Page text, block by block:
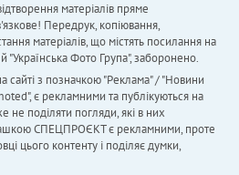
матеріалів пряме
Передрук, копіювання,
матеріалів, що містять посилання на
"Українська Фото Група", заборонено.
сайті з позначкою "Реклама" / "Новини
є рекламними та публікуються на
не поділяти погляди, які в них
СПЕЦПРОЄКТ є рекламними, проте
цього контенту і поділяє думки,